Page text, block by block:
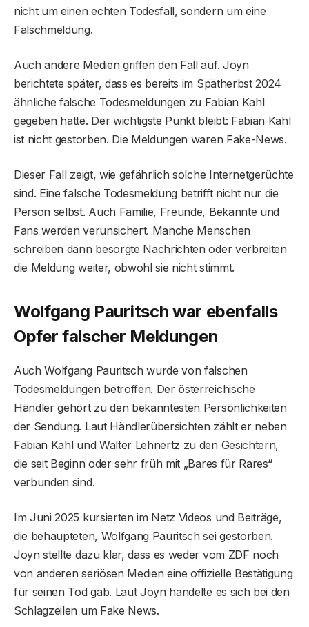
nicht um einen echten Todesfall, sondern um eine
Falschmeldung.
Auch andere Medien griffen den Fall auf. Joyn
berichtete später, dass es bereits im Spätherbst 2024
ähnliche falsche Todesmeldungen zu Fabian Kahl
gegeben hatte. Der wichtigste Punkt bleibt: Fabian Kahl
ist nicht gestorben. Die Meldungen waren Fake-News.
Dieser Fall zeigt, wie gefährlich solche Internetgerüchte
sind. Eine falsche Todesmeldung betrifft nicht nur die
Person selbst. Auch Familie, Freunde, Bekannte und
Fans werden verunsichert. Manche Menschen
schreiben dann besorgte Nachrichten oder verbreiten
die Meldung weiter, obwohl sie nicht stimmt.
Wolfgang Pauritsch war ebenfalls
Opfer falscher Meldungen
Auch Wolfgang Pauritsch wurde von falschen
Todesmeldungen betroffen. Der österreichische
Händler gehört zu den bekanntesten Persönlichkeiten
der Sendung. Laut Händlerübersichten zählt er neben
Fabian Kahl und Walter Lehnertz zu den Gesichtern,
die seit Beginn oder sehr früh mit „Bares für Rares“
verbunden sind.
Im Juni 2025 kursierten im Netz Videos und Beiträge,
die behaupteten, Wolfgang Pauritsch sei gestorben.
Joyn stellte dazu klar, dass es weder vom ZDF noch
von anderen seriösen Medien eine offizielle Bestätigung
für seinen Tod gab. Laut Joyn handelte es sich bei den
Schlagzeilen um Fake News.